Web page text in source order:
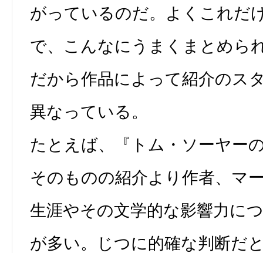
がっているのだ。よくこれだ
で、こんなにうまくまとめら
だから作品によって紹介のス
異なっている。
たとえば、『トム・ソーヤー
そのものの紹介より作者、マ
生涯やその文学的な影響力に
が多い。じつに的確な判断だ